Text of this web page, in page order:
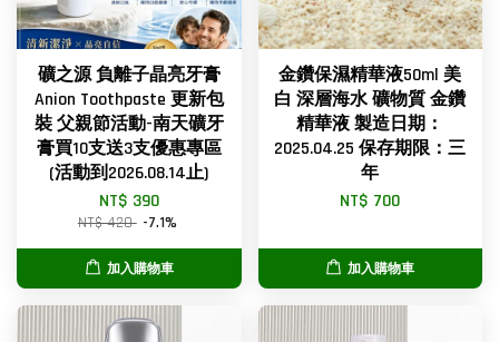
礦之源 負離子晶亮牙膏
Anion Toothpaste 更新包
裝 父親節活動-南天礦牙
膏買10支送3支優惠專區
(活動到2026.08.14止)
NT$ 390
NT$ 420 -7.1%
加入購物車
金鑽保濕精華液50ml 美
白 深層海水 礦物質 金鑽
精華液 製造日期：
2025.04.25 保存期限：三
年
NT$ 700
加入購物車